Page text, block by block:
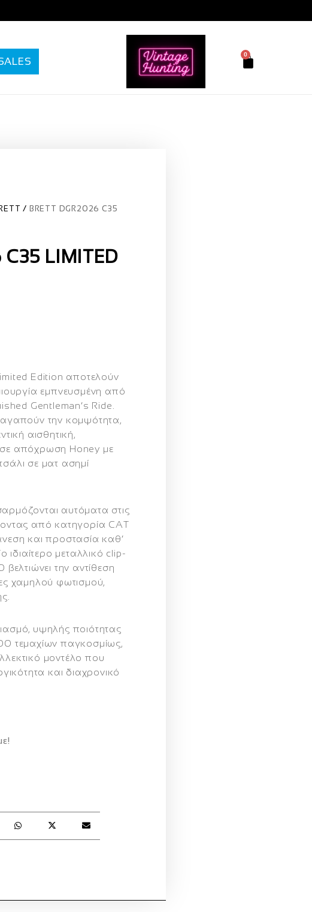
0
BRETT DGR2026 C35
C35 LIMITED
Edition αποτελούν
εμπνευσμένη από
Gentleman’s Ride.
την κομψότητα,
αισθητική,
απόχρωση Honey με
σε ματ ασημί
αυτόματα στις
από κατηγορία CAT
και προστασία καθ’
ιδιαίτερο μεταλλικό clip-
την αντίθεση
χαμηλού φωτισμού,
υψηλής ποιότητας
τεμαχίων παγκοσμίως,
μοντέλο που
και διαχρονικό